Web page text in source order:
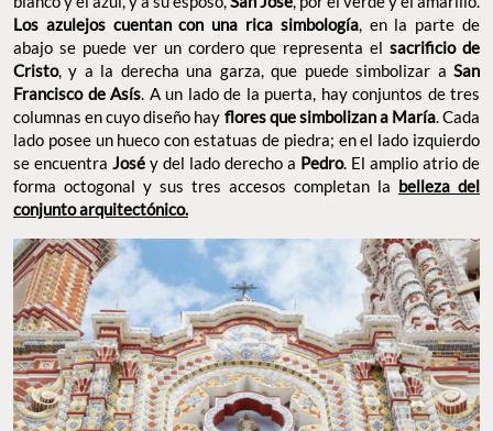
Los azulejos cuentan con una rica simbología, en la parte de
abajo se puede ver un cordero que representa elsacrificio de
Cristo, y a la derecha una garza, que puede simbolizar a San
Francisco de Asís. A un lado de la puerta, hay conjuntos de tres
columnas en cuyo diseño hay flores que simbolizan a María. Cada
lado posee un hueco con estatuas de piedra; en el lado izquierdo
se encuentra José y del lado derecho a Pedro. El amplio atrio de
forma octogonal y sus tres accesos completan la belleza del
conjunto arquitectónico.